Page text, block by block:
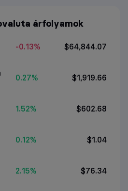
árfolyamok
-0.13% $64,844.07
0.27% $1,919.66
1.52% $602.68
0.12% $1.04
2.15% $76.34